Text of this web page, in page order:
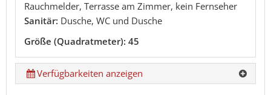
Rauchmelder, Terrasse am Zimmer, kein Fernseher
Sanitär: Dusche, WC und Dusche
Größe (Quadratmeter): 45
Verfügbarkeiten anzeigen